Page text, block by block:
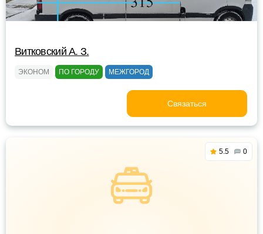
Витковский А. З.
ЭКОНОМ ПО ГОРОДУ МЕЖГОРОД
Связаться
5.5 0